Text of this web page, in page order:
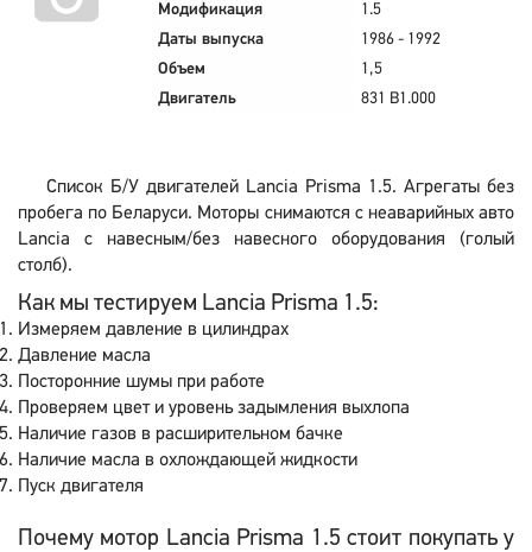
Модификация
1.5
Даты выпуска
1986 - 1992
Объем
1,5
Двигатель
831 B1.000
Список Б/У двигателей Lancia Prisma 1.5. Агрегаты без
пробега по Беларуси. Моторы снимаются с неаварийных авто
Lancia с навесным/без навесного оборудования (голый
столб).
Как мы тестируем Lancia Prisma 1.5:
Измеряем давление в цилиндрах
Давление масла
Посторонние шумы при работе
Проверяем цвет и уровень задымления выхлопа
Наличие газов в расширительном бачке
Наличие масла в охлождающей жидкости
Пуск двигателя
Почему мотор Lancia Prisma 1.5 стоит покупать у